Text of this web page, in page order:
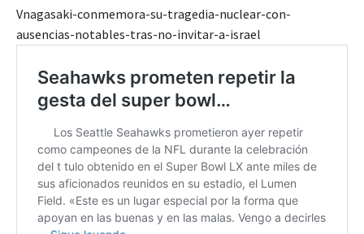
Vnagasaki-conmemora-su-tragedia-nuclear-con-
ausencias-notables-tras-no-invitar-a-israel